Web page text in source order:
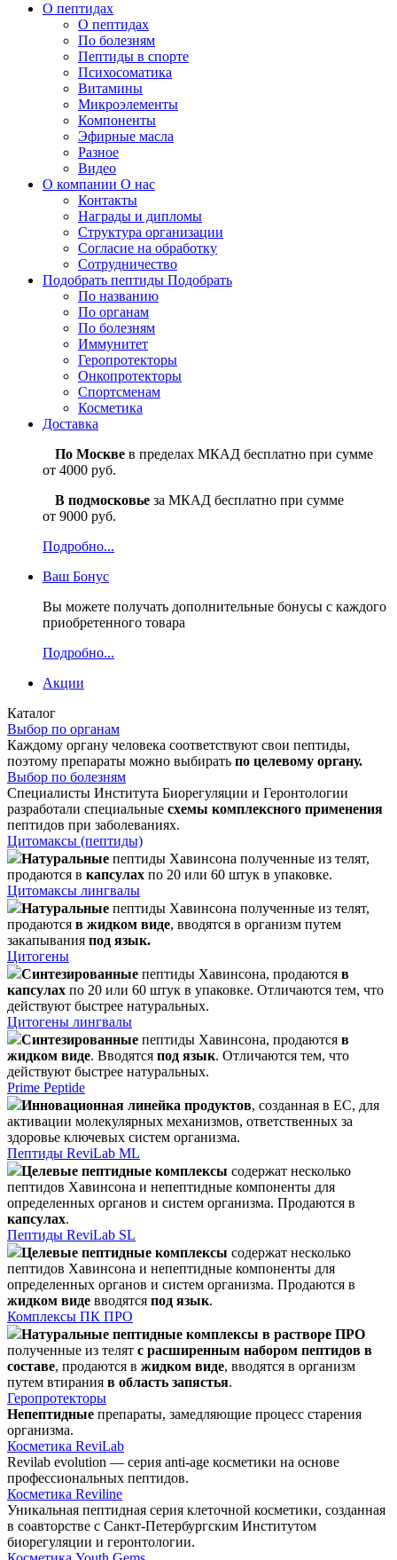
О пептидах
О пептидах
По болезням
Пептиды в спорте
Психосоматика
Витамины
Микроэлементы
Компоненты
Эфирные масла
Разное
Видео
О компании О нас
Контакты
Награды и дипломы
Структура организации
Согласие на обработку
Сотрудничество
Подобрать пептиды Подобрать
По названию
По органам
По болезням
Иммунитет
Геропротекторы
Онкопротекторы
Спортсменам
Косметика
Доставка
По Москве в пределах МКАД бесплатно при сумме
от 4000 руб.
В подмосковье за МКАД бесплатно при сумме
от 9000 руб.
Подробно...
Ваш Бонус
Вы можете получать дополнительные бонусы с каждого
приобретенного товара
Подробно...
Акции
Каталог
Выбор по органам
Каждому органу человека соответствуют свои пептиды,
поэтому препараты можно выбирать по целевому органу.
Выбор по болезням
Специалисты Института Биорегуляции и Геронтологии
разработали специальные схемы комплексного применения
пептидов при заболеваниях.
Цитомаксы (пептиды)
Натуральные пептиды Хавинсона полученные из телят,
продаются в капсулах по 20 или 60 штук в упаковке.
Цитомаксы лингвалы
Натуральные пептиды Хавинсона полученные из телят,
продаются в жидком виде, вводятся в организм путем
закапывания под язык.
Цитогены
Синтезированные пептиды Хавинсона, продаются в
капсулах по 20 или 60 штук в упаковке. Отличаются тем, что
действуют быстрее натуральных.
Цитогены лингвалы
Синтезированные пептиды Хавинсона, продаются в
жидком виде. Вводятся под язык. Отличаются тем, что
действуют быстрее натуральных.
Prime Peptide
Инновационная линейка продуктов, созданная в ЕС, для
активации молекулярных механизмов, ответственных за
здоровье ключевых систем организма.
Пептиды ReviLab ML
Целевые пептидные комплексы содержат несколько
пептидов Хавинсона и непептидные компоненты для
определенных органов и систем организма. Продаются в
капсулах.
Пептиды ReviLab SL
Целевые пептидные комплексы содержат несколько
пептидов Хавинсона и непептидные компоненты для
определенных органов и систем организма. Продаются в
жидком виде вводятся под язык.
Комплексы ПК ПРО
Натуральные пептидные комплексы в растворе ПРО
полученные из телят с расширенным набором пептидов в
составе, продаются в жидком виде, вводятся в организм
путем втирания в область запястья.
Геропротекторы
Непептидные препараты, замедляющие процесс старения
организма.
Косметика ReviLab
Revilab evolution — серия anti-age косметики на основе
профессиональных пептидов.
Косметика Reviline
Уникальная пептидная серия клеточной косметики, созданная
в соавторстве с Санкт-Петербургским Институтом
биорегуляции и геронтологии.